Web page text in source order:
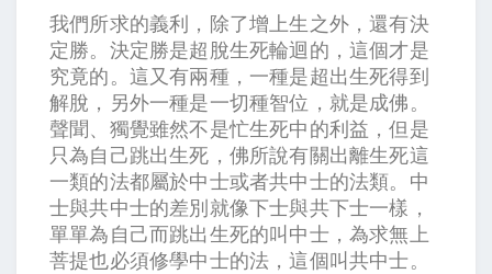
我們所求的義利，除了增上生之外，還有決
定勝。決定勝是超脫生死輪迴的，這個才是
究竟的。這又有兩種，一種是超出生死得到
解脫，另外一種是一切種智位，就是成佛。
聲聞、獨覺雖然不是忙生死中的利益，但是
只為自己跳出生死，佛所說有關出離生死這
一類的法都屬於中士或者共中士的法類。中
士與共中士的差別就像下士與共下士一樣，
單單為自己而跳出生死的叫中士，為求無上
菩提也必須修學中士的法，這個叫共中士。